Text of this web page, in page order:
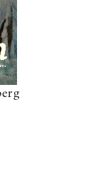
PATRIK MÖTER
STOLPE STORIES
UTMÄRKELSER
ÖVRIGA FORMAT